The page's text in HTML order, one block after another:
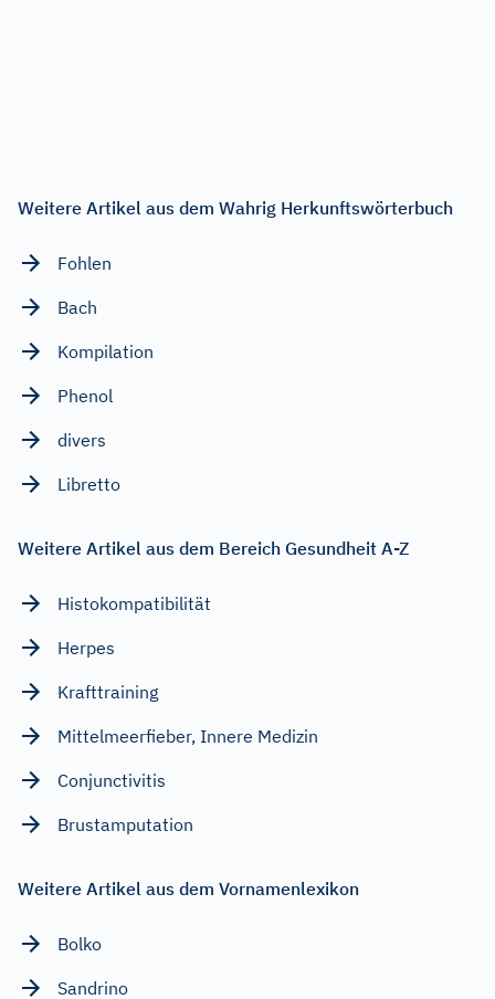
Weitere Artikel aus dem Wahrig Herkunftswörterbuch
Fohlen
Bach
Kompilation
Phenol
divers
Libretto
Weitere Artikel aus dem Bereich Gesundheit A-Z
Histokompatibilität
Herpes
Krafttraining
Mittelmeerfieber, Innere Medizin
Conjunctivitis
Brustamputation
Weitere Artikel aus dem Vornamenlexikon
Bolko
Sandrino